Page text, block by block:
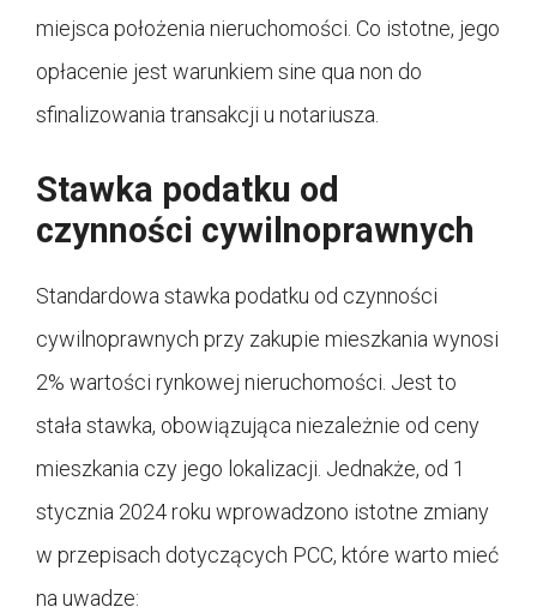
miejsca położenia nieruchomości. Co istotne, jego
opłacenie jest warunkiem sine qua non do
sfinalizowania transakcji u notariusza.
Stawka podatku od
czynności cywilnoprawnych
Standardowa stawka podatku od czynności
cywilnoprawnych przy zakupie mieszkania wynosi
2% wartości rynkowej nieruchomości. Jest to
stała stawka, obowiązująca niezależnie od ceny
mieszkania czy jego lokalizacji. Jednakże, od 1
stycznia 2024 roku wprowadzono istotne zmiany
w przepisach dotyczących PCC, które warto mieć
na uwadze: